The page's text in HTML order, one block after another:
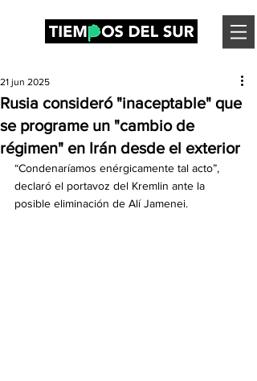
Rusia consideró "inaceptable" que
se programe un "cambio de
régimen" en Irán desde el exterior
21 jun 2025
“Condenaríamos enérgicamente tal acto”,
declaró el portavoz del Kremlin ante la
posible eliminación de Alí Jamenei.